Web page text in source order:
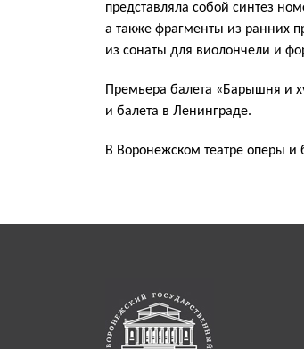
представляла собой синтез
а также фрагменты из ранних
из сонаты для виолончели и
Премьера балета «Барышня и
и балета в Ленинграде.
В Воронежском театре оперы и